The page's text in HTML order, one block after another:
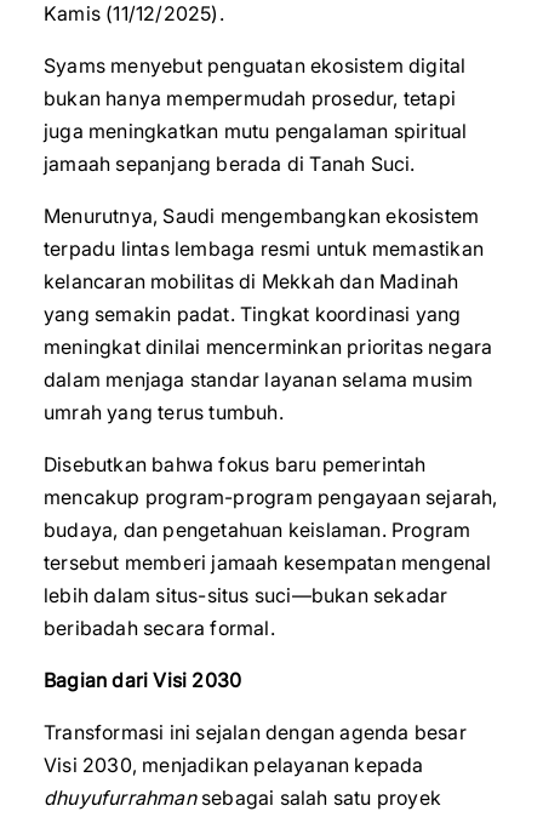
Kamis (11/12/2025).
Syams menyebut penguatan ekosistem digital
bukan hanya mempermudah prosedur, tetapi
juga meningkatkan mutu pengalaman spiritual
jamaah sepanjang berada di Tanah Suci.
Menurutnya, Saudi mengembangkan ekosistem
terpadu lintas lembaga resmi untuk memastikan
kelancaran mobilitas di Mekkah dan Madinah
yang semakin padat. Tingkat koordinasi yang
meningkat dinilai mencerminkan prioritas negara
dalam menjaga standar layanan selama musim
umrah yang terus tumbuh.
Disebutkan bahwa fokus baru pemerintah
mencakup program-program pengayaan sejarah,
budaya, dan pengetahuan keislaman. Program
tersebut memberi jamaah kesempatan mengenal
lebih dalam situs-situs suci—bukan sekadar
beribadah secara formal.
Bagian dari Visi 2030
Transformasi ini sejalan dengan agenda besar
Visi 2030, menjadikan pelayanan kepada
dhuyufurrahmansebagai salah satu proyek